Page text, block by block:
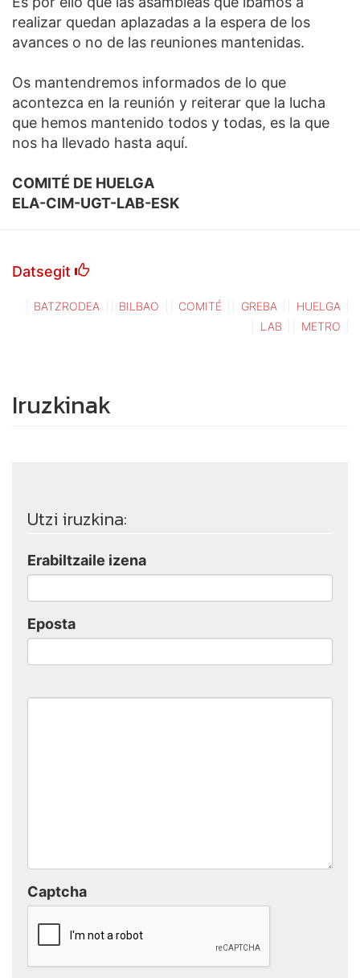
realizar quedan aplazadas a la espera de los
avances o no de las reuniones mantenidas.
Os mantendremos informados de lo que
acontezca en la reunión y reiterar que la lucha
que hemos mantenido todos y todas, es la que
nos ha llevado hasta aquí.
COMITÉ DE HUELGA
ELA-CIM-UGT-LAB-ESK
Datsegit
BATZRODEA BILBAO COMITÉ GREBA
HUELGA
LAB
METRO
Iruzkinak
Utzi iruzkina:
Erabiltzaile izena
Eposta
Captcha